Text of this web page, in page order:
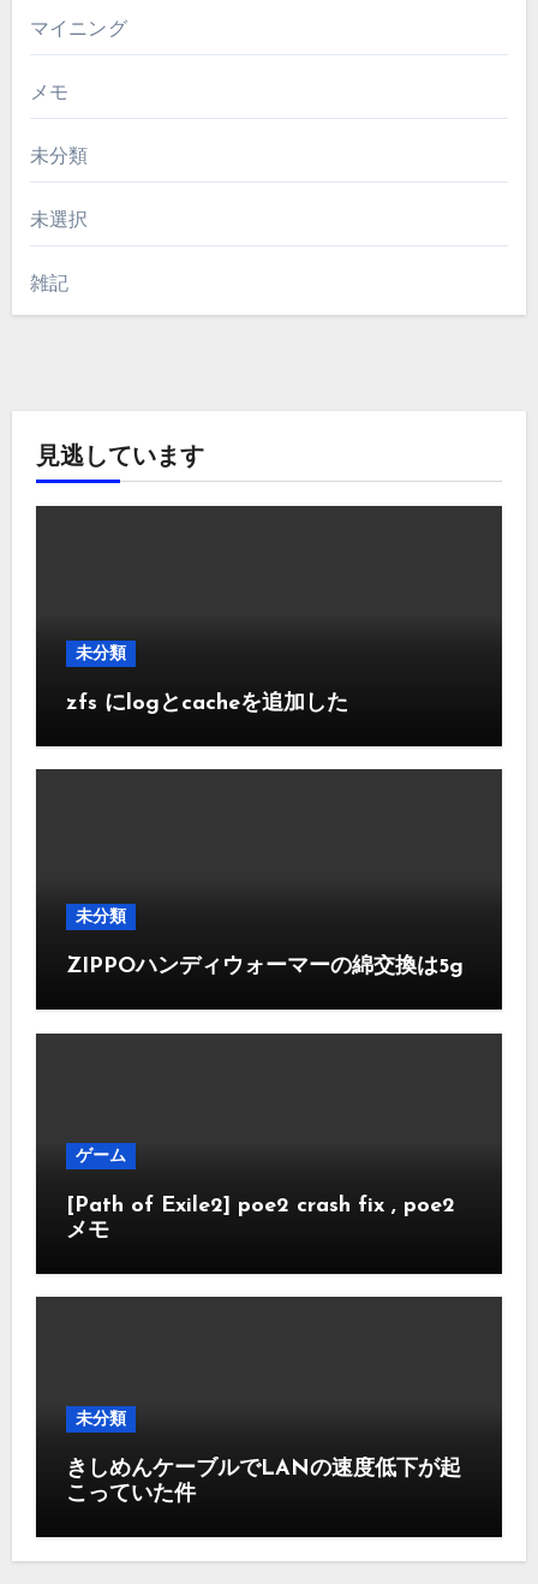
マイニング
メモ
未分類
未選択
雑記
見逃しています
未分類
zfs にlogとcacheを追加した
未分類
ZIPPOハンディウォーマーの綿交換は5g
ゲーム
[Path of Exile2] poe2 crash fix , poe2
メモ
未分類
きしめんケーブルでLANの速度低下が起
こっていた件